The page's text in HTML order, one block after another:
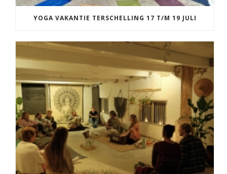
YOGA VAKANTIE TERSCHELLING 17 T/M 19 JULI